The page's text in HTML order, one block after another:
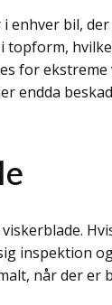
bil,
topform,
for
endda
inspektion
når der er